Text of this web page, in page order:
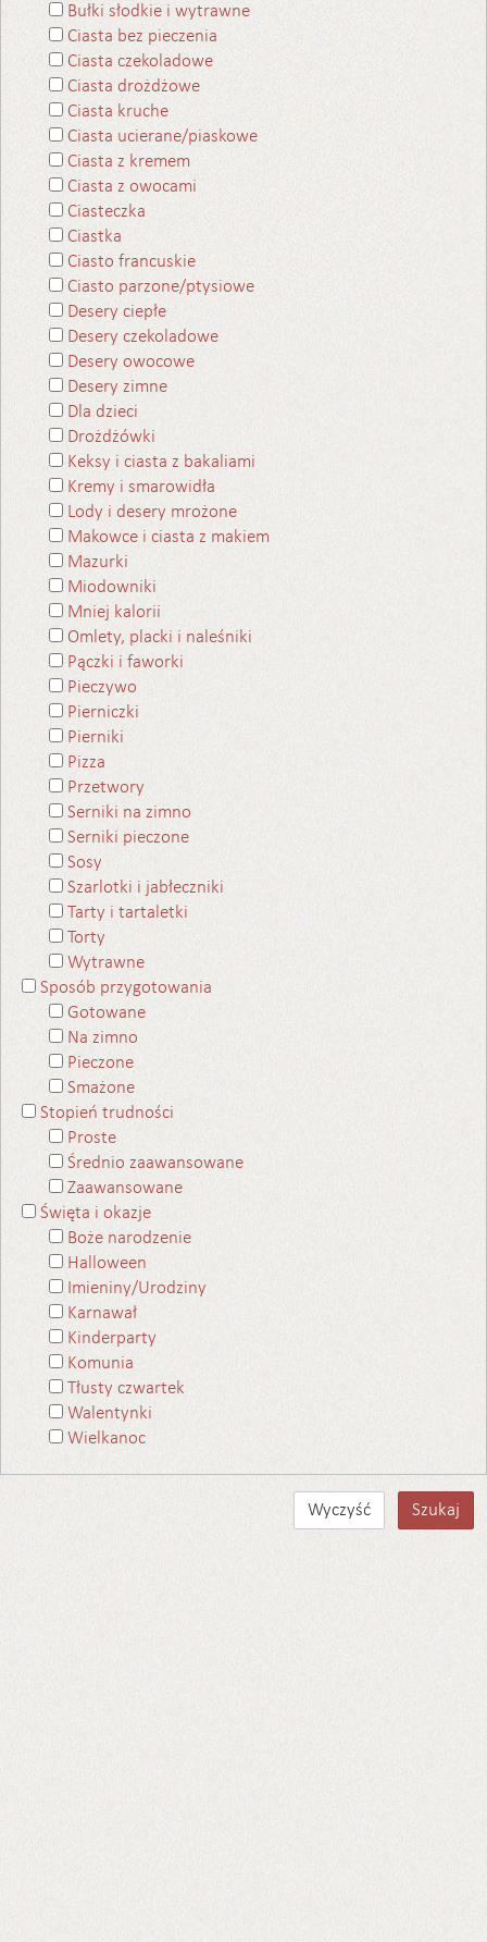
Bułki słodkie i wytrawne
Ciasta bez pieczenia
Ciasta czekoladowe
Ciasta drożdżowe
Ciasta kruche
Ciasta ucierane/piaskowe
Ciasta z kremem
Ciasta z owocami
Ciasteczka
Ciastka
Ciasto francuskie
Ciasto parzone/ptysiowe
Desery ciepłe
Desery czekoladowe
Desery owocowe
Desery zimne
Dla dzieci
Drożdżówki
Keksy i ciasta z bakaliami
Kremy i smarowidła
Lody i desery mrożone
Makowce i ciasta z makiem
Mazurki
Miodowniki
Mniej kalorii
Omlety, placki i naleśniki
Pączki i faworki
Pieczywo
Pierniczki
Pierniki
Pizza
Przetwory
Serniki na zimno
Serniki pieczone
Sosy
Szarlotki i jabłeczniki
Tarty i tartaletki
Torty
Wytrawne
Sposób przygotowania
Gotowane
Na zimno
Pieczone
Smażone
Stopień trudności
Proste
Średnio zaawansowane
Zaawansowane
Święta i okazje
Boże narodzenie
Halloween
Imieniny/Urodziny
Karnawał
Kinderparty
Komunia
Tłusty czwartek
Walentynki
Wielkanoc